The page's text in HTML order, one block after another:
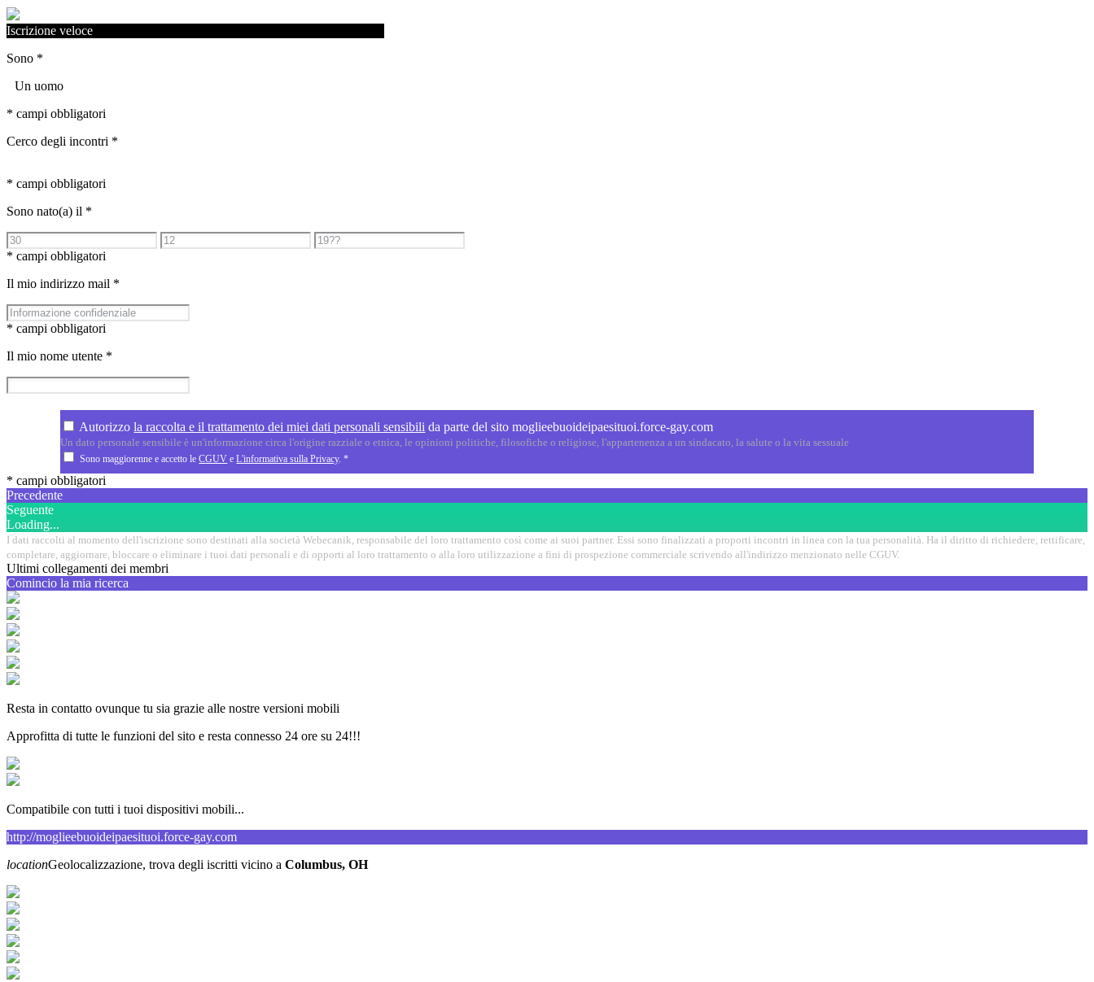
Iscrizione veloce
Sono *
Un uomo
* campi obbligatori
Cerco degli incontri *
* campi obbligatori
Sono nato(a) il *
* campi obbligatori
Il mio indirizzo mail *
* campi obbligatori
Il mio nome utente *
Autorizzola raccolta e il trattamento dei miei dati personali sensibili da parte del sito moglieebuoideipaesituoi.force-gay.com
Un dato personale sensibile è un'informazione circa l'origine razziale o etnica, le opinioni politiche, filosofiche o religiose, l'appartenenza a un sindacato, la salute o la vita sessuale
Sono maggiorenne e accetto leCGUV eL'informativa sulla Privacy.*
* campi obbligatori
Precedente
Seguente
Loading...
I dati raccolti al momento dell'iscrizione sono destinati alla società Webecanik, responsabile del loro trattamento così come ai suoi partner. Essi sono finalizzati a proporti incontri in linea con la tua personalità. Ha il diritto di richiedere, rettificare,
completare, aggiornare, bloccare o eliminare i tuoi dati personali e di opporti al loro trattamento o alla loro utilizzazione a fini di prospezione commerciale scrivendo all'indirizzo menzionato nelle CGUV.
Ultimi collegamenti dei membri
Comincio la mia ricerca
Resta in contatto ovunque tu sia grazie alle nostre versioni mobili
Approfitta di tutte le funzioni del sito e resta connesso 24 ore su 24!!!
Compatibile con tutti i tuoi dispositivi mobili...
http://moglieebuoideipaesituoi.force-gay.com
locationGeolocalizzazione, trova degli iscritti vicino a Columbus, OH